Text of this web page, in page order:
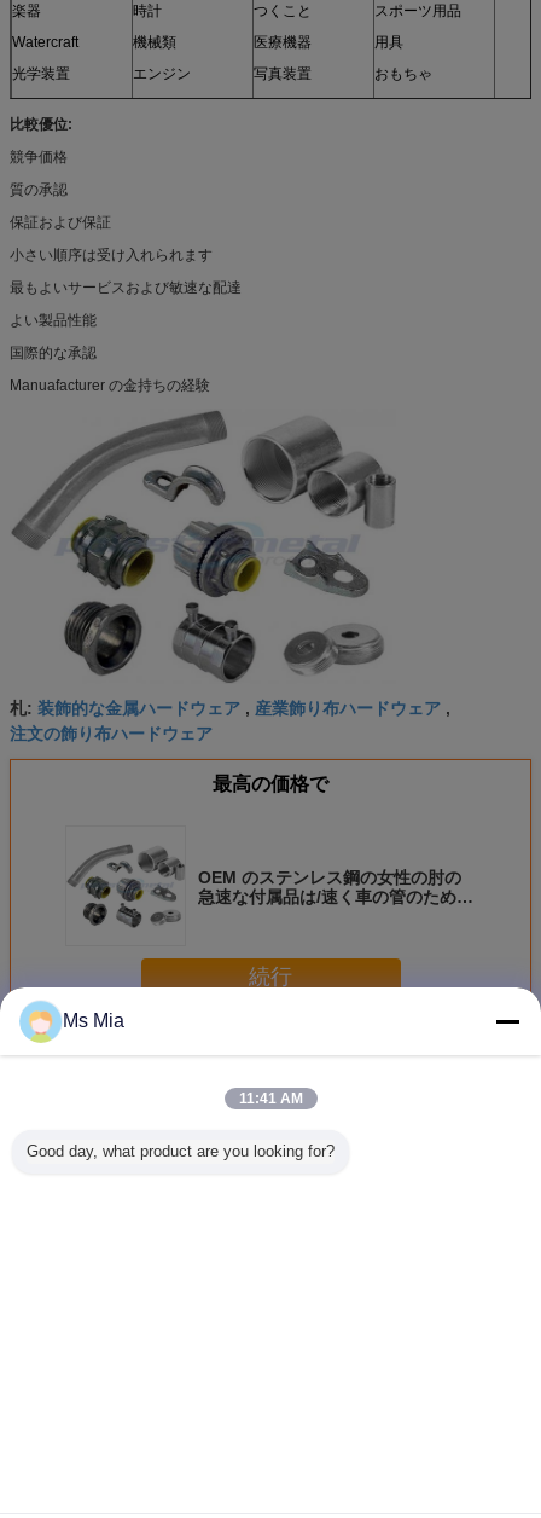
楽器
Watercraft
光学装置
センサー
モデル
時計
機械類
エンジン
家具
つくこと
医療機器
写真装置
スポーツ用品
用具
おもちゃ
そして多く
比較優位:
競争価格
質の承認
保証および保証
小さい順序は受け入れられます
最もよいサービスおよび敏速な配達
よい製品性能
国際的な承認
Manuafacturer の金持ちの経験
札: 装飾的な金属ハードウェア , 産業飾り布ハードウェア ,
注文の飾り布ハードウェア
最高の価格で
OEM のステンレス鋼の女性の肘の
急速な付属品は/速く車の管のための
続行
多く注文の金属ハードウェア
Ms Mia
11:41 AM
Good day, what product are you looking for?